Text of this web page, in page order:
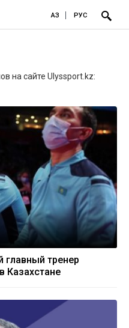
ҚАЗ РУС
на сайте Ulyssport.kz:
тренер
Казахстане